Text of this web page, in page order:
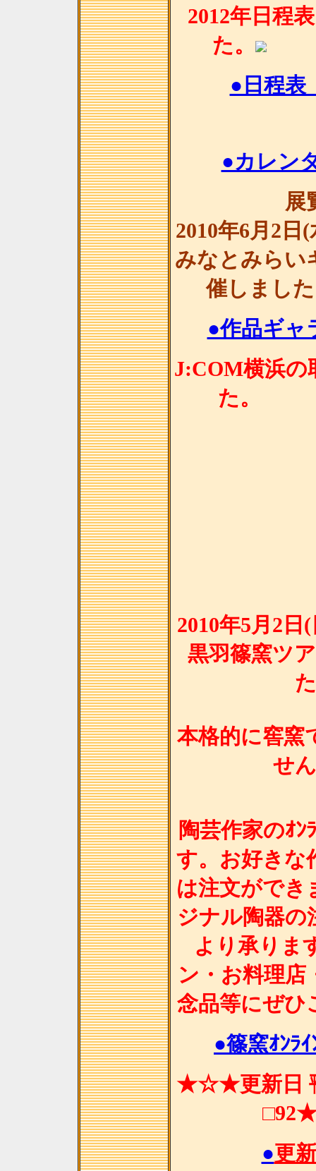
2012年日程
た。
●日程表
●カレン
展
2010年6月2日
みなとみらい
催しまし
●作品ギャ
J:COM横浜の
2010年5月2日
黒羽篠窯ツ
本格的に窖窯
せ
陶芸作家のｵﾝ
す。お好きな
は注文ができ
ジナル陶器の
より承りま
ン・お料理店
念品等にぜひ
●篠窯ｵﾝﾗｲ
★☆★更新日
●更